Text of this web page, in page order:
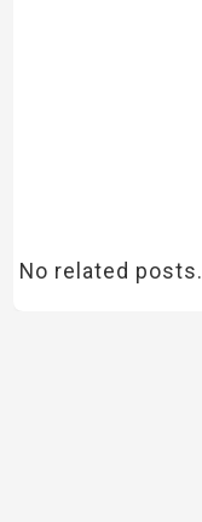
No related posts.